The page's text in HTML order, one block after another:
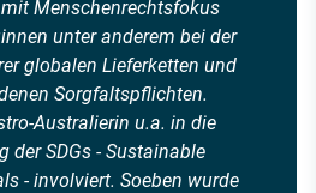
Menschenrechtsfokus
unter anderem bei der
globalen Lieferketten und
Sorgfaltspflichten.
Australierin u.a. in die
der SDGs - Sustainable
- involviert. Soeben wurde